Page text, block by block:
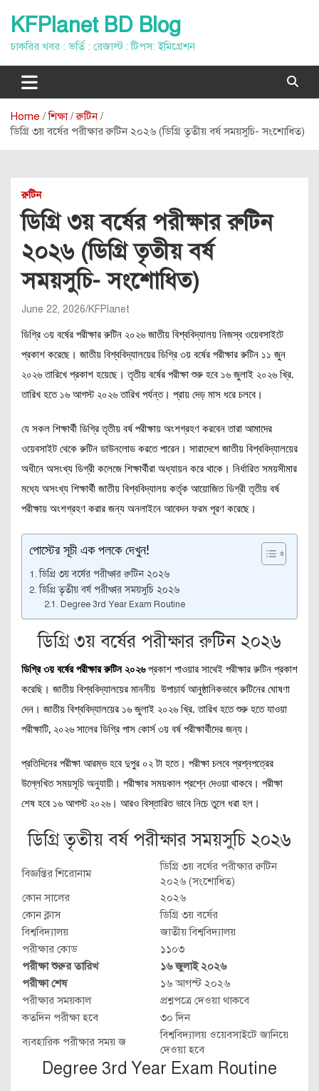
content
KFPlanet BD Blog
চাকরির খবর : ভর্তি : রেজাল্ট : টিপস: ইমিগ্রেশন
Home শিক্ষা
রুটিন
ডিগ্রি ৩য় বর্ষের পরীক্ষার রুটিন ২০২৬ (ডিগ্রি তৃতীয় বর্ষ সময়সুচি- সংশোধিত)
রুটিন
ডিগ্রি ৩য় বর্ষের পরীক্ষার রুটিন
২০২৬ (ডিগ্রি তৃতীয় বর্ষ
সময়সুচি- সংশোধিত)
June 22, 2026 KFPlanet
ডিগ্রি ৩য় বর্ষের পরীক্ষার রুটিন ২০২৬ জাতীয় বিশ্ববিদ্যালয় নিজস্ব ওয়েবসাইটে
প্রকাশ করেছে। জাতীয় বিশ্ববিদ্যালয়ের ডিগ্রি ৩য় বর্ষের পরীক্ষার রুটিন ১১ জুন
২০২৬ তারিখে প্রকাশ হয়েছে। তৃতীয় বর্ষের পরীক্ষা শুরু হবে ১৬ জুলাই ২০২৬ খ্রি.
তারিখ হতে ১৬ আগস্ট ২০২৬ তারিখ পর্যন্ত। প্রায় দেড় মাস ধরে চলবে।
যে সকল শিক্ষার্থী ডিগ্রি তৃতীয় বর্ষ পরীক্ষায় অংশগ্রহণ করবেন তারা আমাদের
ওয়েবসাইট থেকে রুটিন ডাউনলোড করতে পারেন। সারাদেশে জাতীয় বিশ্ববিদ্যালয়ের
অধীনে অসংখ্য ডিগ্রী কলেজে শিক্ষার্থীরা অধ্যায়ন করে থাকে। নির্ধারিত সময়সীমার
মধ্যে অসংখ্য শিক্ষার্থী জাতীয় বিশ্ববিদ্যালয় কর্তৃক আয়োজিত ডিগ্রী তৃতীয় বর্ষ
পরীক্ষায় অংশগ্রহণ করার জন্য অনলাইনে আবেদন ফরম পূরণ করেছে।
পোস্টের সূচী এক পলকে দেখুন!
ডিগ্রি ৩য় বর্ষের পরীক্ষার রুটিন ২০২৬
ডিগ্রি তৃতীয় বর্ষ পরীক্ষার সময়সুচি ২০২৬
Degree 3rd Year Exam Routine
ডিগ্রি ৩য় বর্ষের পরীক্ষার রুটিন ২০২৬
ডিগ্রি ৩য় বর্ষের পরীক্ষার রুটিন ২০২৬ প্রকাশ পাওয়ার সাথেই পরীক্ষার রুটিন প্রকাশ
করেছি। জাতীয় বিশ্ববিদ্যালয়ের মাননীয় উপাচার্য আনুষ্ঠানিকভাবে রুটিনের ঘোষণা
দেন। জাতীয় বিশ্ববিদ্যালয়ের ১৬ জুলাই ২০২৬ খ্রি. তারিখ হতে শুরু হতে যাওয়া
পরীক্ষাটি, ২০২৬ সালের ডিগ্রি পাস কোর্স ৩য় বর্ষ পরীক্ষার্থীদের জন্য।
প্রতিদিনের পরীক্ষা আরম্ভ হবে দুপুর ০২ টা হতে। পরীক্ষা চলবে প্রশ্নপত্রের
উল্লেখিত সময়সূচি অনুযায়ী। পরীক্ষার সময়কাল প্রশ্নে দেওয়া থাকবে। পরীক্ষা
শেষ হবে ১৬ আগস্ট ২০২৬। আরও বিস্তারিত ভাবে নিচে তুলে ধরা হল।
ডিগ্রি তৃতীয় বর্ষ পরীক্ষার সময়সুচি ২০২৬
বিজ্ঞপ্তির শিরোনাম
ডিগ্রি ৩য় বর্ষের পরীক্ষার রুটিন
২০২৬ (সংশোধিত)
কোন সালের
২০২৬
কোন ক্লাস
ডিগ্রি ৩য় বর্ষের
বিশ্ববিদ্যালয়
জাতীয় বিশ্ববিদ্যালয়
পরীক্ষার কোড
১১০৩
পরীক্ষা শুরুর তারিখ
১৬ জুলাই ২০২৬
পরীক্ষা শেষ
১৬ আগস্ট ২০২৬
পরীক্ষার সময়কাল
প্রশ্নপত্রে দেওয়া থাকবে
কতদিন পরীক্ষা হবে
৩০ দিন
ব্যবহারিক পরীক্ষার সময় জ
বিশ্ববিদ্যালয় ওয়েবসাইটে জানিয়ে
দেওয়া হবে
Degree 3rd Year Exam Routine